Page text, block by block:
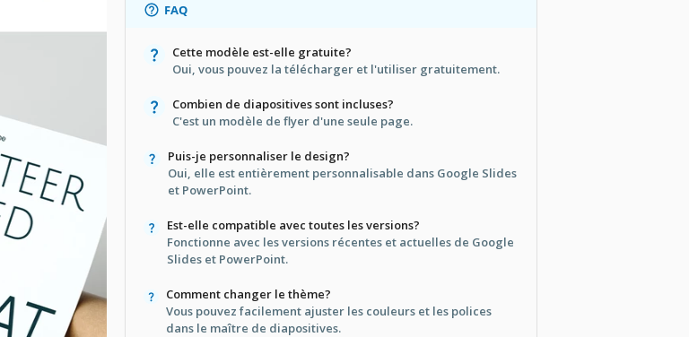
FAQ
Cette modèle est-elle gratuite?
Oui, vous pouvez la télécharger et l'utiliser gratuitement.
Combien de diapositives sont incluses?
C'est un modèle de flyer d'une seule page.
Puis-je personnaliser le design?
Oui, elle est entièrement personnalisable dans Google Slides
et PowerPoint.
Est-elle compatible avec toutes les versions?
Fonctionne avec les versions récentes et actuelles de Google
Slides et PowerPoint.
Comment changer le thème?
Vous pouvez facilement ajuster les couleurs et les polices
dans le maître de diapositives.